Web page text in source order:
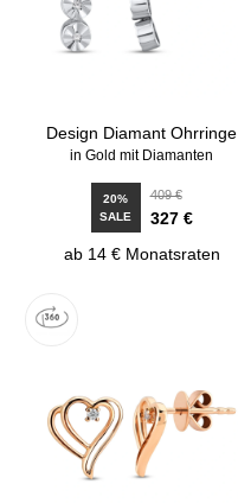
Design Diamant Ohrringe
in Gold mit Diamanten
20%
SALE
409 €
327 €
ab 14 € Monatsraten